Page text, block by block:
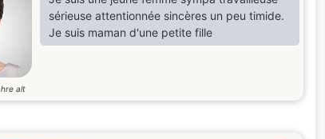
sérieuse attentionnée sincères un peu timide.
Je suis maman d'une petite fille
alt